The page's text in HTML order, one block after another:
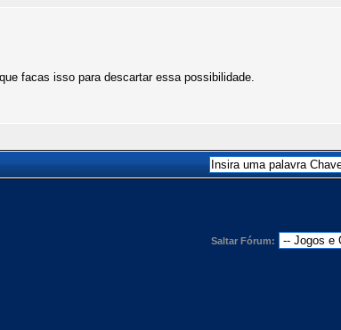
facas isso para descartar essa possibilidade.
Saltar Fórum: